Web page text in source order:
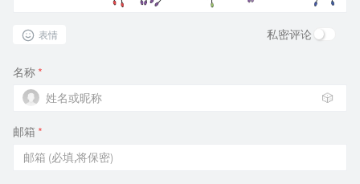
表情 私密评论
名称 *
🎲
邮箱 *